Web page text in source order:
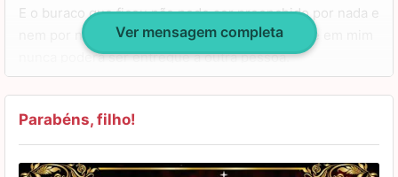
E o buraco que ficou não pode ser preenchido por nada e
nem por ninguém. E o amor por você que existe em mim
nunca poderá ser entregue a outra pessoa.
Espero que você possa sentir isso. Não a saudade ou a
dor, mas somente os sentimentos bons que tenho por
você. Feliz aniversário, meu filho, com todo o meu amor.
Ver mensagem completa
Parabéns, filho!